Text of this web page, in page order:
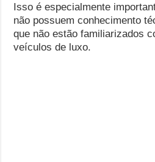
Isso é especialmente
não possuem conhecimento
que não estão familiarizados
veículos de luxo.